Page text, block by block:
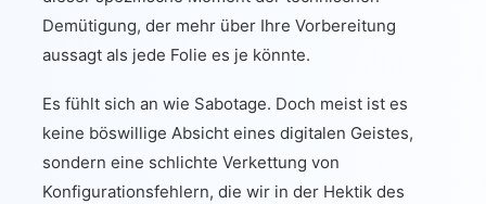
Demütigung, der mehr über Ihre Vorbereitung
aussagt als jede Folie es je könnte.
Es fühlt sich an wie Sabotage. Doch meist ist es
keine böswillige Absicht eines digitalen Geistes,
sondern eine schlichte Verkettung von
Konfigurationsfehlern, die wir in der Hektik des